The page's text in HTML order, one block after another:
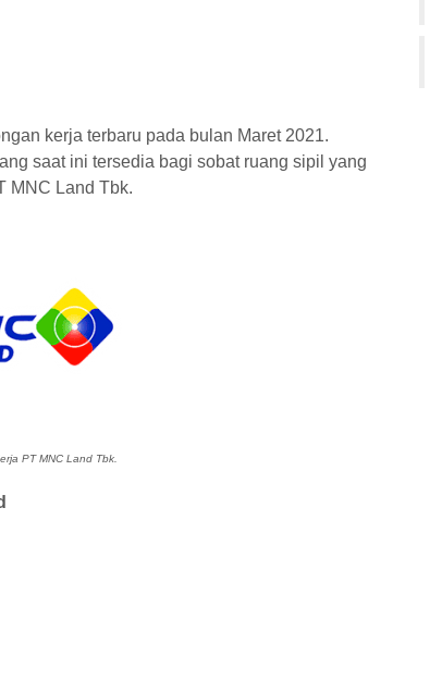
kerja terbaru pada bulan Maret 2021.
saat ini tersedia bagi sobat ruang sipil yang
MNC Land Tbk.
PT MNC Land Tbk.